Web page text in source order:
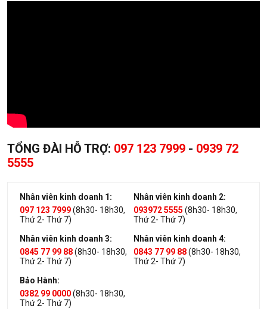
TỔNG ĐÀI HỖ TRỢ: 097 123 7999 - 0939 72
5555
Nhân viên kinh doanh 1:
097 123 7999(8h30- 18h30,
Thứ 2- Thứ 7)
Nhân viên kinh doanh 2:
093972 5555 (8h30- 18h30,
Thứ 2- Thứ 7)
Nhân viên kinh doanh 3:
0845 77 99 88(8h30- 18h30,
Thứ 2- Thứ 7)
Nhân viên kinh doanh 4:
0843 77 99 88(8h30- 18h30,
Thứ 2- Thứ 7)
Bảo Hành:
0382 99 0000(8h30- 18h30,
Thứ 2- Thứ 7)